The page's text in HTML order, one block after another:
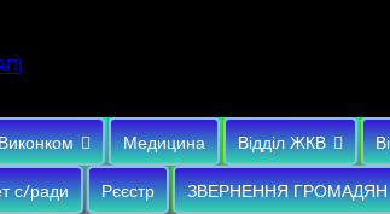
)
Медицина Відділ ЖКВ
с/ради Рєєстр ЗВЕРНЕННЯ ГРОМАДЯН